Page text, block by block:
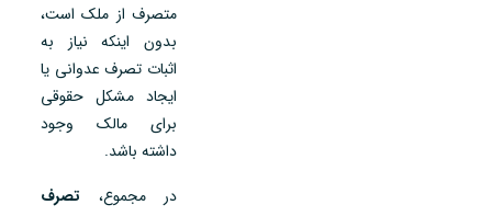
متصرف از ملک است،
بدون اینکه نیاز به
اثبات تصرف عدوانی یا
ایجاد مشکل حقوقی
برای مالک وجود
داشته باشد.
در مجموع، تصرف